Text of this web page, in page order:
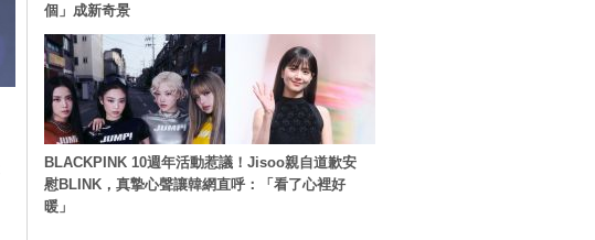
個」成新奇景
BLACKPINK 10週年活動惹議！Jisoo親自道歉安
慰BLINK，真摯心聲讓韓網直呼：「看了心裡好
暖」